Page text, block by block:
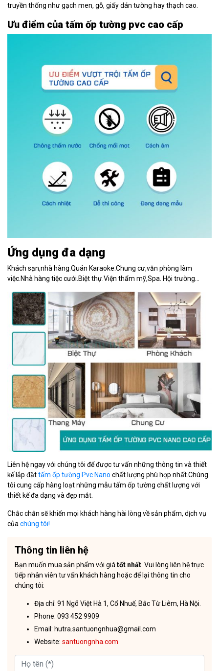
truyền thống như gạch men, gỗ, giấy dán tường hay thạch cao.
Ưu điểm của tấm ốp tường pvc cao cấp
Ứng dụng đa dạng
Khách sạn,nhà hàng.Quán Karaoke.Chung cư,văn phòng làm
việc.Nhà hàng tiệc cưới.Biệt thự.Viện thẩm mỹ,Spa. Hội trường…
Liên hệ ngay với chúng tôi để được tư vấn những thông tin và thiết
kế lắp đặttấm ốp tường Pvc Nano chất lượng phù hợp nhất.Chúng
tôi cung cấp hàng loạt những mẫu tấm ốp tường chất lượng với
thiết kế đa dạng và đẹp mắt.
Chắc chắn sẽ khiến mọi khách hàng hài lòng về sản phẩm, dịch vụ
của chúng tôi!
Thông tin liên hệ
Bạn muốn mua sản phẩm với giá tốt nhất . Vui lòng liên hệ trực
tiếp nhân viên tư vấn khách hàng hoặc để lại thông tin cho
chúng tôi:
Địa chỉ: 91 Ngõ Việt Hà 1, Cổ Nhuế, Bắc Từ Liêm, Hà Nội.
Phone: 093 452 9909
Email: hutra.santuongnhua@gmail.com
Website: santuongnha.com